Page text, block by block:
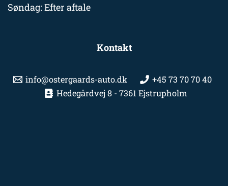
Søndag: Efter aftale
Kontakt
info@ostergaards-auto.dk
+45 73 70 70 40
Hedegårdvej 8 - 7361 Ejstrupholm